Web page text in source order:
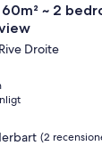
~ 2
Droite
(2